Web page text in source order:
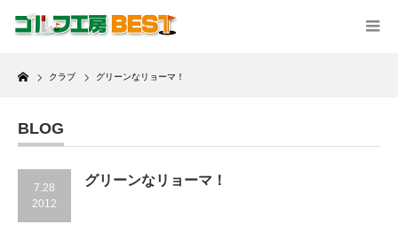
Home
クラブ グリーンなリョーマ！
BLOG
7.28
2012
グリーンなリョーマ！